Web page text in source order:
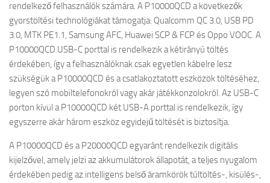
rendelkező felhasználók számára. A P10000QCD a következők
gyorstöltési technológiákat támogatja: Qualcomm QC 3.0, USB PD
3.0, MTK PE1.1, Samsung AFC, Huawei SCP & FCP és Oppo VOOC. A
P10000QCD USB-C porttal is rendelkezik a kétirányú töltés
érdekében, így a felhasználóknak csak egyetlen kábelre lesz
szükségük a P10000QCD és a csatlakoztatott eszközök töltéséhez,
legyen szó mobiltelefonokról vagy akár játékkonzolokról. Az USB-C
porton kívül a P10000QCD két USB-A porttal is rendelkezik, így
egyszerre akár három eszköz egyidejű töltését is biztosítja.
A P10000QCD és a P20000QCD egyaránt rendelkezik digitális
kijelzővel, amely jelzi az akkumulátorok állapotát, a teljes nyugalom
érdekében pedig az intelligens belső áramkörök túltöltés-, kisülés-,